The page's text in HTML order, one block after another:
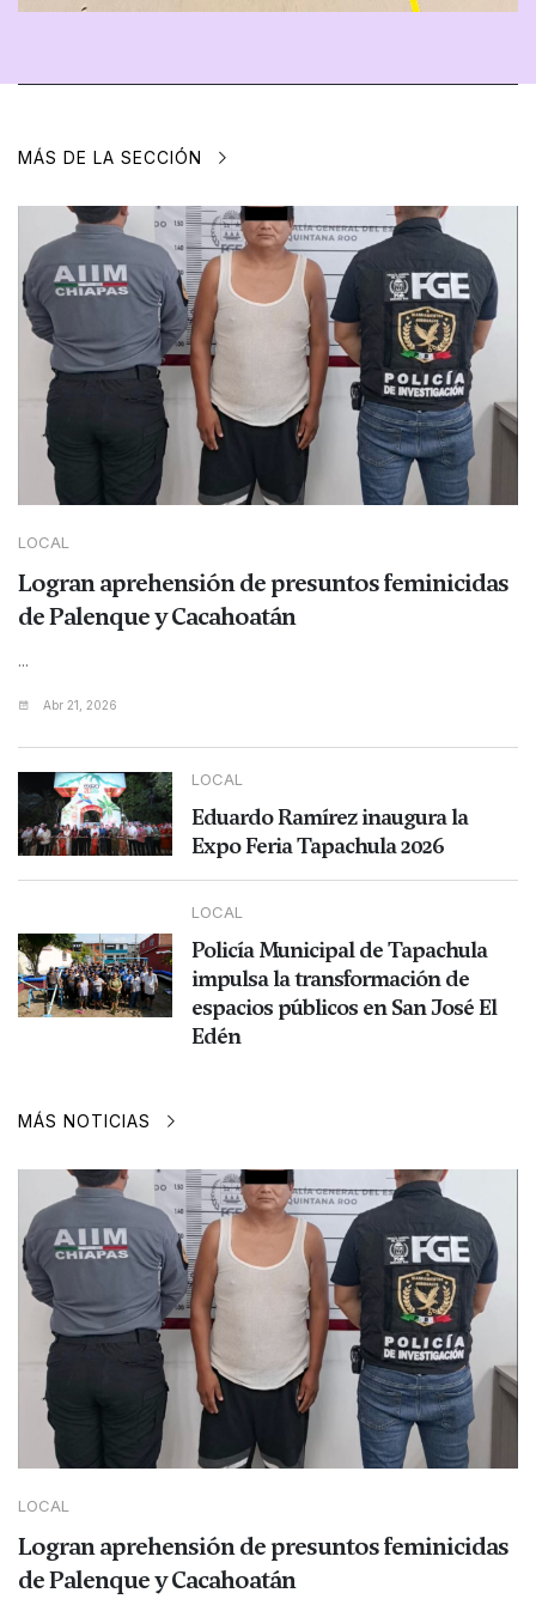
MÁS DE LA SECCIÓN
LOCAL
Logran aprehensión de presuntos feminicidas
de Palenque y Cacahoatán
...
Abr 21, 2026
LOCAL
Eduardo Ramírez inaugura la
Expo Feria Tapachula 2026
LOCAL
Policía Municipal de Tapachula
impulsa la transformación de
espacios públicos en San José El
Edén
MÁS NOTICIAS
LOCAL
Logran aprehensión de presuntos feminicidas
de Palenque y Cacahoatán